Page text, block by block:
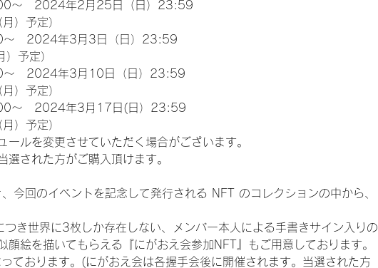
～　2024年2月25日（日）23:59
）予定）
　2024年3月3日（日）23:59
予定）
　2024年3月10日（日）23:59
）予定）
～　2024年3月17日(日）23:59
）予定）
ルを変更させていただく場合がございます。
された方がご購入頂けます。
今回のイベントを記念して発行される NFT のコレクションの中から、
き世界に3枚しか存在しない、メンバー本人による手書きサイン入りの
顔絵を描いてもらえる『にがおえ会参加NFT』もご用意しております。
ております。(にがおえ会は各握手会後に開催されます。当選された方